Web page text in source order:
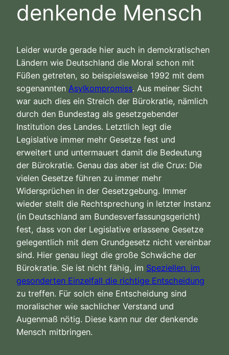
denkende Mensch
Leider wurde gerade hier auch in demokratischen
Ländern wie Deutschland die Moral schon mit
Füßen getreten, so beispielsweise 1992 mit dem
sogenannten Asylkompromiss. Aus meiner Sicht
war auch dies ein Streich der Bürokratie, nämlich
durch den Bundestag als gesetzgebender
Institution des Landes. Letztlich legt die
Legislative immer mehr Gesetze fest und
erweitert und untermauert damit die Bedeutung
der Bürokratie. Genau das aber ist die Crux: Die
vielen Gesetze führen zu immer mehr
Widersprüchen in der Gesetzgebung. Immer
wieder stellt die Rechtsprechung in letzter Instanz
(in Deutschland am Bundesverfassungsgericht)
fest, dass von der Legislative erlassene Gesetze
gelegentlich mit dem Grundgesetz nicht vereinbar
sind. Hier genau liegt die große Schwäche der
Bürokratie. Sie ist nicht fähig, im Speziellen, im
gesonderten Einzelfall die richtige Entscheidung
zu treffen. Für solch eine Entscheidung sind
moralischer wie sachlicher Verstand und
Augenmaß nötig. Diese kann nur der denkende
Mensch mitbringen.